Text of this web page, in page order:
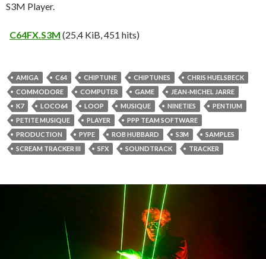
S3M Player.
C64FX.S3M (25,4 KiB, 451 hits)
AMIGA C64 CHIPTUNE CHIPTUNES
CHRIS HUELSBECK
COMMODORE
COMPUTER GAME
JEAN-MICHEL JARRE
K7
LOCO64 LOOP MUSIQUE NINETIES
PENTIUM
PETITE MUSIQUE
PLAYER
PPP TEAM SOFTWARE
PRODUCTION
PYPE ROB HUBBARD S3M
SAMPLES
SCREAM TRACKER III
SFX SOUNDTRACK TRACKER